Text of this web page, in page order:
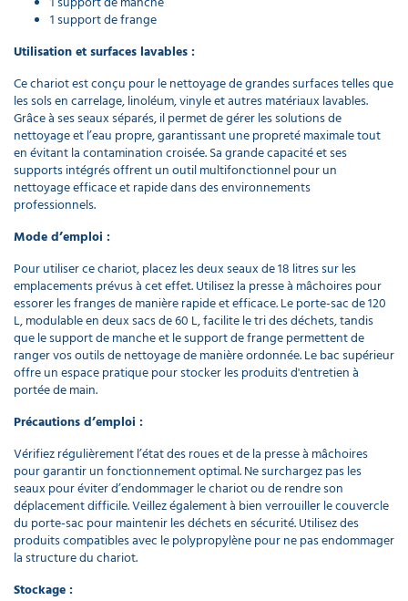
de seau en
U pour
chariot de
ménage
17,40 €
l'unité
Sac à
linge
sale en
tissu
pour
chariot
de
ménage
120 L
gris
22,50 €
l'unité
Kit de vis
pour chariot
de ménage
professionnel
7,50 €
l'unité
1 support de frange
Utilisation et surfaces lavables :
Ce chariot est conçu pour le nettoyage de grandes surfaces telles que
les sols en carrelage, linoléum, vinyle et autres matériaux lavables.
Grâce à ses seaux séparés, il permet de gérer les solutions de
nettoyage et l’eau propre, garantissant une propreté maximale tout
en évitant la contamination croisée. Sa grande capacité et ses
supports intégrés offrent un outil multifonctionnel pour un
nettoyage efficace et rapide dans des environnements
professionnels.
Mode d’emploi :
Pour utiliser ce chariot, placez les deux seaux de 18 litres sur les
emplacements prévus à cet effet. Utilisez la presse à mâchoires pour
essorer les franges de manière rapide et efficace. Le porte-sac de 120
L, modulable en deux sacs de 60 L, facilite le tri des déchets, tandis
que le support de manche et le support de frange permettent de
ranger vos outils de nettoyage de manière ordonnée. Le bac supérieur
offre un espace pratique pour stocker les produits d'entretien à
portée de main.
Précautions d’emploi :
Vérifiez régulièrement l’état des roues et de la presse à mâchoires
pour garantir un fonctionnement optimal. Ne surchargez pas les
seaux pour éviter d’endommager le chariot ou de rendre son
déplacement difficile. Veillez également à bien verrouiller le couvercle
du porte-sac pour maintenir les déchets en sécurité. Utilisez des
produits compatibles avec le polypropylène pour ne pas endommager
la structure du chariot.
Stockage :